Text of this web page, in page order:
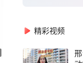
精彩视频